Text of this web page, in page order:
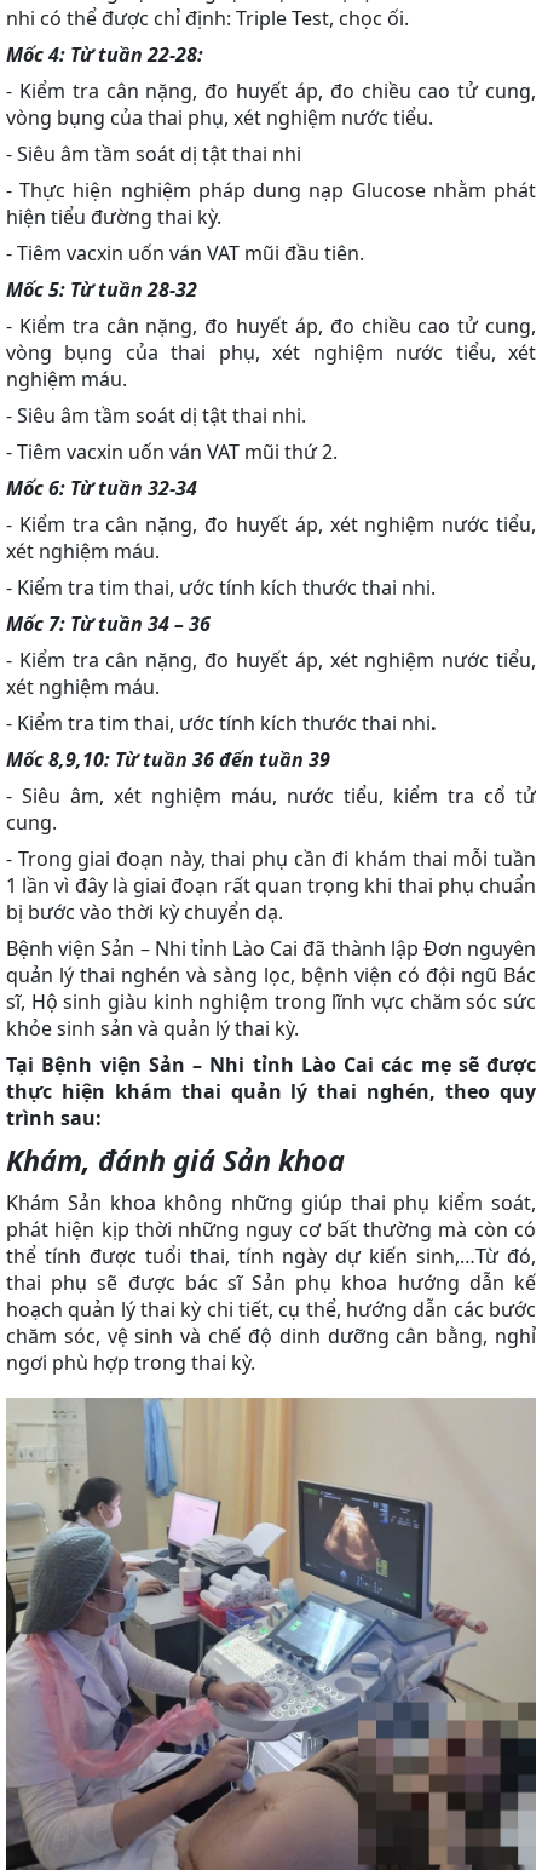
nhi có thể được chỉ định: Triple Test, chọc ối.
Mốc 4: Từ tuần 22-28:
- Kiểm tra cân nặng, đo huyết áp, đo chiều cao tử cung,
vòng bụng của thai phụ, xét nghiệm nước tiểu.
- Siêu âm tầm soát dị tật thai nhi
- Thực hiện nghiệm pháp dung nạp Glucose nhằm phát
hiện tiểu đường thai kỳ.
- Tiêm vacxin uốn ván VAT mũi đầu tiên.
Mốc 5: Từ tuần 28-32
- Kiểm tra cân nặng, đo huyết áp, đo chiều cao tử cung,
vòng bụng của thai phụ, xét nghiệm nước tiểu, xét
nghiệm máu.
- Siêu âm tầm soát dị tật thai nhi.
- Tiêm vacxin uốn ván VAT mũi thứ 2.
Mốc 6: Từ tuần 32-34
- Kiểm tra cân nặng, đo huyết áp, xét nghiệm nước tiểu,
xét nghiệm máu.
- Kiểm tra tim thai, ước tính kích thước thai nhi.
Mốc 7: Từ tuần 34 – 36
- Kiểm tra cân nặng, đo huyết áp, xét nghiệm nước tiểu,
xét nghiệm máu.
- Kiểm tra tim thai, ước tính kích thước thai nhi.
Mốc 8,9,10: Từ tuần 36 đến tuần 39
- Siêu âm, xét nghiệm máu, nước tiểu, kiểm tra cổ tử
cung.
- Trong giai đoạn này, thai phụ cần đi khám thai mỗi tuần
1 lần vì đây là giai đoạn rất quan trọng khi thai phụ chuẩn
bị bước vào thời kỳ chuyển dạ.
Bệnh viện Sản – Nhi tỉnh Lào Cai đã thành lập Đơn nguyên
quản lý thai nghén và sàng lọc, bệnh viện có đội ngũ Bác
sĩ, Hộ sinh giàu kinh nghiệm trong lĩnh vực chăm sóc sức
khỏe sinh sản và quản lý thai kỳ.
Tại Bệnh viện Sản – Nhi tỉnh Lào Cai các mẹ sẽ được
thực hiện khám thai quản lý thai nghén, theo quy
trình sau:
Khám, đánh giá Sản khoa
Khám Sản khoa không những giúp thai phụ kiểm soát,
phát hiện kịp thời những nguy cơ bất thường mà còn có
thể tính được tuổi thai, tính ngày dự kiến sinh,…Từ đó,
thai phụ sẽ được bác sĩ Sản phụ khoa hướng dẫn kế
hoạch quản lý thai kỳ chi tiết, cụ thể, hướng dẫn các bước
chăm sóc, vệ sinh và chế độ dinh dưỡng cân bằng, nghỉ
ngơi phù hợp trong thai kỳ.